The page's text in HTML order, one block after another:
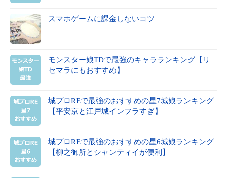
スマホゲームに課金しないコツ
モンスター娘TDで最強のキャラランキング【リ
セマラにもおすすめ】
城プロREで最強のおすすめの星7城娘ランキング
【平安京と江戸城インフラすぎ】
城プロREで最強のおすすめの星6城娘ランキング
【柳之御所とシャンティイが便利】